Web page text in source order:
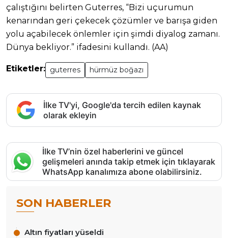
çalıştığını belirten Guterres, “Bizi uçurumun
kenarından geri çekecek çözümler ve barışa giden
yolu açabilecek önlemler için şimdi diyalog zamanı.
Dünya bekliyor.” ifadesini kullandı. (AA)
Etiketler: guterres hürmüz boğazı
İlke TV'yi, Google'da tercih edilen kaynak
olarak ekleyin
İlke TV’nin özel haberlerini ve güncel
gelişmeleri anında takip etmek için tıklayarak
WhatsApp kanalımıza abone olabilirsiniz.
SON HABERLER
Altın fiyatları yüseldi